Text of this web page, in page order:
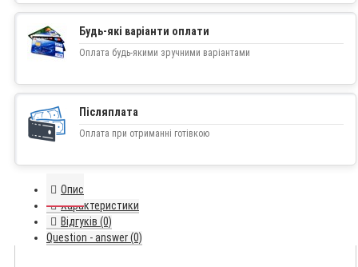
Будь-які варіанти оплати
Оплата будь-якими зручними варіантами
Післяплата
Оплата при отриманні готівкою
Опис
Характеристики
Відгуків (0)
Question - answer (0)